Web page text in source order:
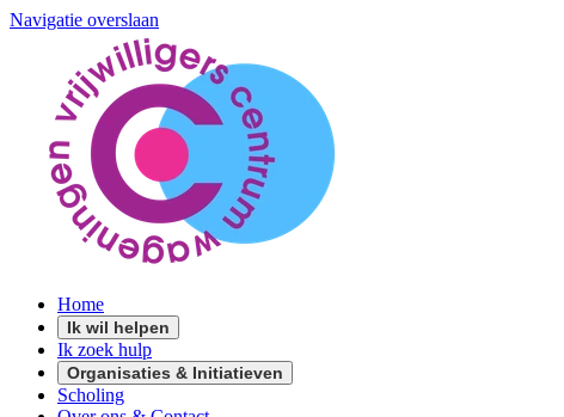
Navigatie overslaan
Home
Ik wil helpen
Ik zoek hulp
Organisaties & Initiatieven
Scholing